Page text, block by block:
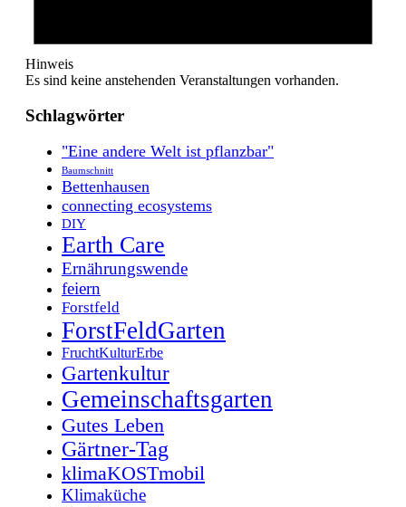
Hinweis
Es sind keine anstehenden Veranstaltungen vorhanden.
Schlagwörter
"Eine andere Welt ist pflanzbar"
Baumschnitt
Bettenhausen
connecting ecosystems
DIY
Earth Care
Ernährungswende
feiern
Forstfeld
ForstFeldGarten
FruchtKulturErbe
Gartenkultur
Gemeinschaftsgarten
Gutes Leben
Gärtner-Tag
klimaKOSTmobil
Klimaküche